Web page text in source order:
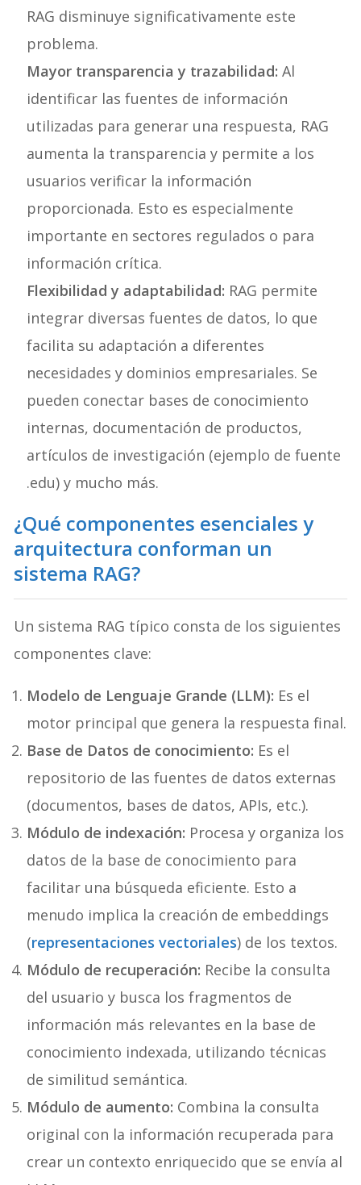
RAG disminuye significativamente este
problema.
Mayor transparencia y trazabilidad: Al
identificar las fuentes de información
utilizadas para generar una respuesta, RAG
aumenta la transparencia y permite a los
usuarios verificar la información
proporcionada. Esto es especialmente
importante en sectores regulados o para
información crítica.
Flexibilidad y adaptabilidad: RAG permite
integrar diversas fuentes de datos, lo que
facilita su adaptación a diferentes
necesidades y dominios empresariales. Se
pueden conectar bases de conocimiento
internas, documentación de productos,
artículos de investigación (ejemplo de fuente
.edu) y mucho más.
¿Qué componentes esenciales y
arquitectura conforman un
sistema RAG?
Un sistema RAG típico consta de los siguientes
componentes clave:
Modelo de Lenguaje Grande (LLM): Es el
motor principal que genera la respuesta final.
Base de Datos de conocimiento: Es el
repositorio de las fuentes de datos externas
(documentos, bases de datos, APIs, etc.).
Módulo de indexación: Procesa y organiza los
datos de la base de conocimiento para
facilitar una búsqueda eficiente. Esto a
menudo implica la creación de embeddings
(representaciones vectoriales) de los textos.
Módulo de recuperación: Recibe la consulta
del usuario y busca los fragmentos de
información más relevantes en la base de
conocimiento indexada, utilizando técnicas
de similitud semántica.
Módulo de aumento: Combina la consulta
original con la información recuperada para
crear un contexto enriquecido que se envía al